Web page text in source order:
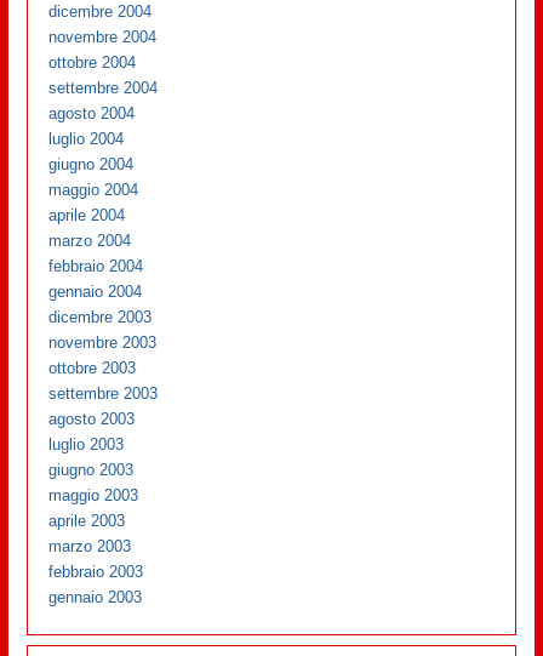
dicembre 2004
novembre 2004
ottobre 2004
settembre 2004
agosto 2004
luglio 2004
giugno 2004
maggio 2004
aprile 2004
marzo 2004
febbraio 2004
gennaio 2004
dicembre 2003
novembre 2003
ottobre 2003
settembre 2003
agosto 2003
luglio 2003
giugno 2003
maggio 2003
aprile 2003
marzo 2003
febbraio 2003
gennaio 2003